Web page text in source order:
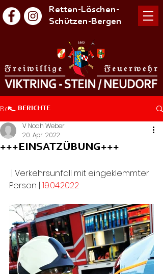
Retten-Löschen-
Schützen-Bergen
Beitrag
+++EINSATZÜBUNG+++
V Noah Weber
20. Apr. 2022
Person | 19.04.2022
BERICHTE